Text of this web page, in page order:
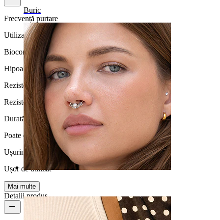
Buric
Sept
Frecvență purtare
Utilizare zilnică
Biocompatibilitate
Hipoalergenic
Rezistență la apă
Rezistentă la apă
Durată de viață
Poate dura o viață
Ușurință utilizare
Ușor de utilizat
Mai multe
Detalii produs